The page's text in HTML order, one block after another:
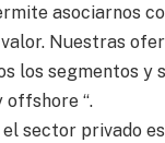
asociarnos
Nuestras
los segmentos y
offshore “.
sector privado